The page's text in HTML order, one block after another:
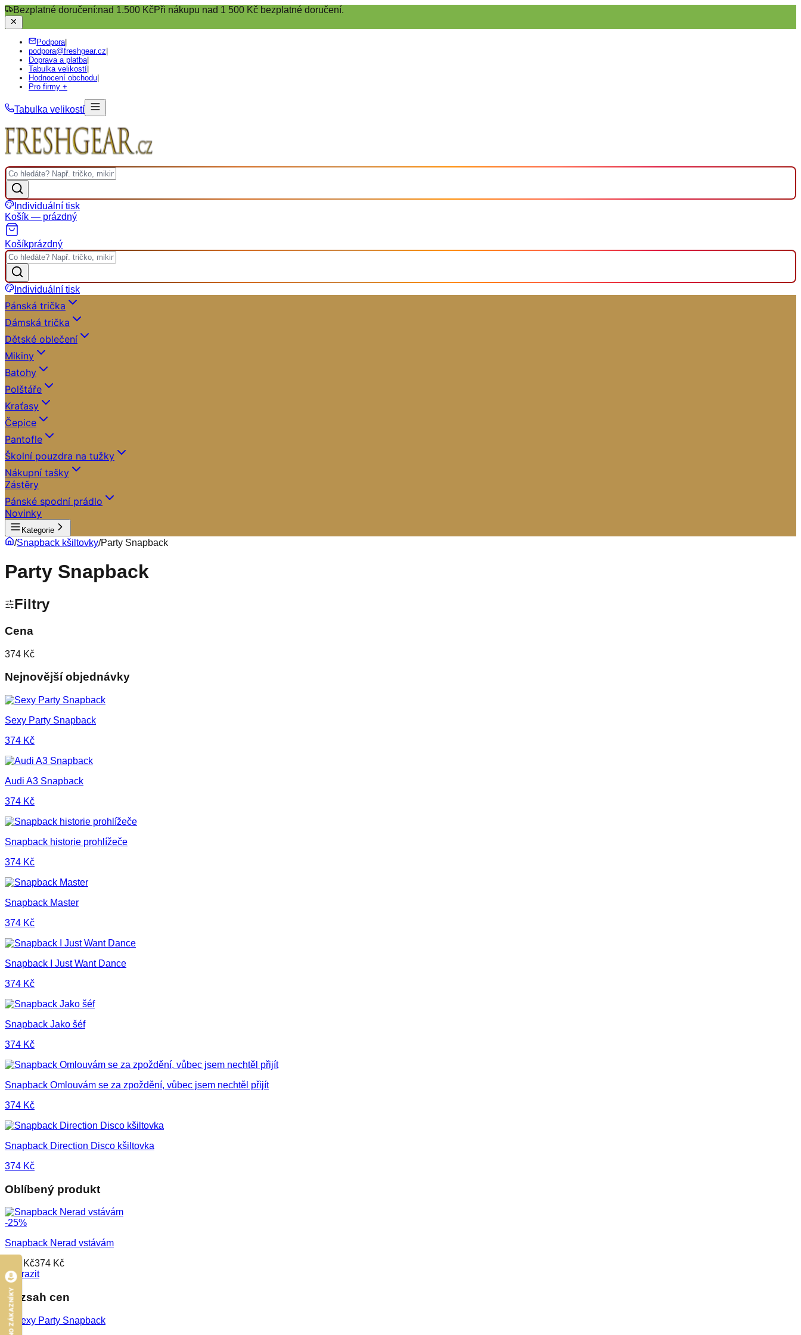
Bezplatné doručení:nad 1.500 KčPři nákupu nad 1 500 Kč bezplatné doručení.
Podpora|
podpora@freshgear.cz
Doprava a platba|
Tabulka velikostí
Hodnocení obchodu
Pro firmy +
Tabulka velikostí
Individuální tisk
Košík — prázdný
Košíkprázdný
Individuální tisk
Pánská trička
Dámská trička
Dětské oblečení
Mikiny
Batohy
Polštáře
Kraťasy
Čepice
Pantofle
Školní pouzdra na tužky
Nákupní tašky
Zástěry
Pánské spodní prádlo
Novinky
Kategorie
/Snapback kšiltovky/Party Snapback
Party Snapback
Filtry
Cena
374 Kč
Nejnovější objednávky
Sexy Party Snapback
374 Kč
Audi A3 Snapback
374 Kč
Snapback historie prohlížeče
374 Kč
Snapback Master
374 Kč
Snapback I Just Want Dance
374 Kč
Snapback Jako šéf
374 Kč
Snapback Omlouvám se za zpoždění, vůbec jsem nechtěl přijít
374 Kč
Snapback Direction Disco kšiltovka
374 Kč
Oblíbený produkt
-25%
Snapback Nerad vstávám
Kč374 Kč
Zobrazit
Rozsah cen
MIN